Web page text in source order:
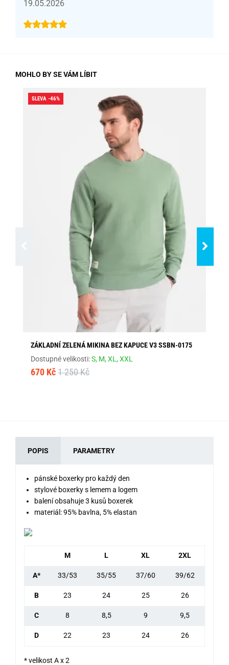
19.05.2026
MOHLO BY SE VÁM LÍBIT
SLEVA -46%
ZÁKLADNÍ ZELENÁ MIKINA BEZ KAPUCE V3 SSBN-0175
Dostupné velikosti:S, M,XL,XXL
670 Kč 1 250 Kč
POPIS PARAMETRY
pánské boxerky pro každý den
stylové boxerky s lemem a logem
balení obsahuje 3 kusů boxerek
materiál: 95% bavlna, 5% elastan
M L XL 2XL
A* 33/53 35/55 37/60 39/62
B 23 24 25 26
C 8 8,5 9 9,5
D 22 23 24 26
* velikost A x 2